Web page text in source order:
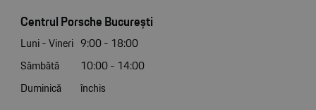
Centrul Porsche București
Luni - Vineri 9:00 - 18:00
Sâmbătă
10:00 - 14:00
Duminică
închis